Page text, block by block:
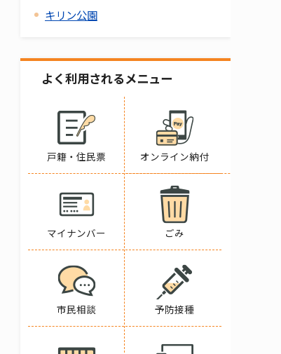
キリン公園
よく利用されるメニュー
戸籍・住民票 オンライン納付
マイナンバー ごみ
市民相談 予防接種